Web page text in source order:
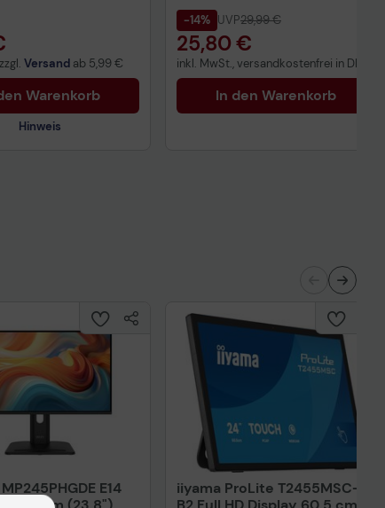
Versand ab 5,99 €
Warenkorb
Hinweis
-14% UVP29,99 €
25,80 €
inkl. MwSt., versandkostenfrei in DE!
In den Warenkorb
E14
iiyama ProLite T2455MSC-